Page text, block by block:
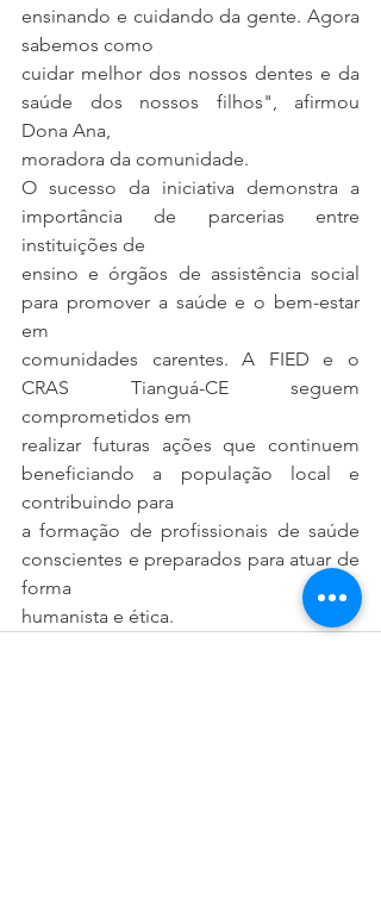
ensinando e cuidando da gente. Agora
sabemos como
cuidar melhor dos nossos dentes e da
saúde dos nossos filhos", afirmou
Dona Ana,
moradora da comunidade.
O sucesso da iniciativa demonstra a
importância de parcerias entre
instituições de
ensino e órgãos de assistência social
para promover a saúde e o bem-estar
em
comunidades carentes. A FIED e o
CRAS Tianguá-CE seguem
comprometidos em
realizar futuras ações que continuem
beneficiando a população local e
contribuindo para
a formação de profissionais de saúde
conscientes e preparados para atuar de
forma
humanista e ética.